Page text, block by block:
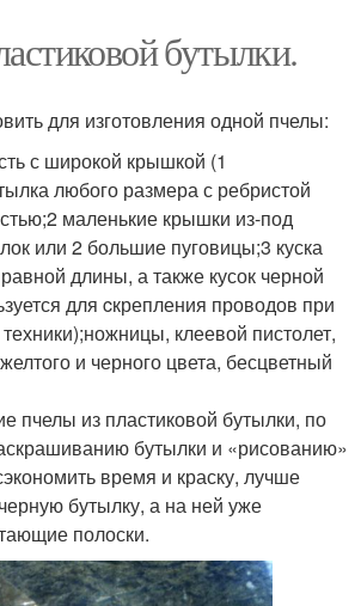
бутылки.
для изготовления одной пчелы:
с широкой крышкой (1
любого размера с ребристой
маленькие крышки из-под
или 2 большие пуговицы;3 куска
длины, а также кусок черной
для cкрепления проводов при
клеевой пистолет,
и черного цвета, бесцветный
пчелы из пластиковой бутылки, по
бутылки и «рисованию»
время и краску, лучше
бутылку, а на ней уже
полоски.